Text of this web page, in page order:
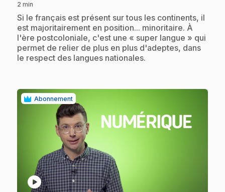
2 min
.Si le français est présent sur tous les continents, il
est majoritairement en position... minoritaire. À
l'ère postcoloniale, c'est une « super langue » qui
permet de relier de plus en plus d'adeptes, dans
le respect des langues nationales.
Abonnement
play_circle